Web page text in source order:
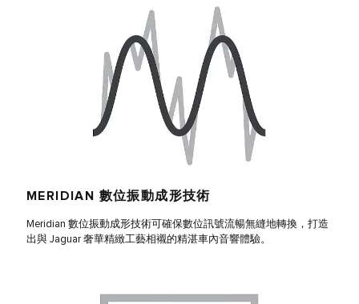
MERIDIAN 數位振動成形技術
Meridian 數位振動成形技術可確保數位訊號流暢無縫地轉換，打造
出與 Jaguar 奢華精緻工藝相襯的精湛車內音響體驗。